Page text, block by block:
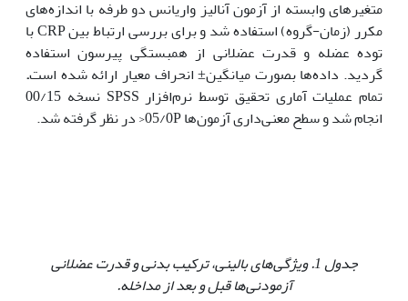
متغیرهای وابسته از آزمون آنالیز واریانس دو طرفه با اندازه‌های
مکرر (زمان-گروه) استفاده شد و برای بررسی ارتباط بین CRP با
توده عضله و قدرت عضلانی از همبستگی پیرسون استفاده
گردید. داده‌ها بصورت میانگین± انحراف معیار ارائه شده است.
تمام عملیات آماری تحقیق توسط نرم‌افزار SPSS نسخه 00/15
انجام شد و سطح معنی‌داری آزمون‌ها 05/0P< در نظر گرفته شد.
جدول 1. ویژگی‌های بالینی، ترکیب بدنی و قدرت عضلانی
آزمودنی‌ها قبل و بعد از مداخله.